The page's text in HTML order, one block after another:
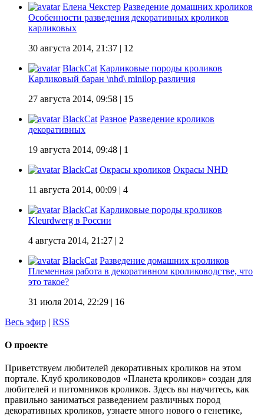
Елена Чекстер Разведение домашних кроликов
Особенности разведения декоративных кроликов
карликовых
30 августа 2014, 21:37 | 12
BlackCat Карликовые породы кроликов
Карликовый баран \nhd\ minilop различия
27 августа 2014, 09:58 | 15
BlackCat Разное Разведение кроликов
декоративных
19 августа 2014, 09:48 | 1
BlackCat Окрасы кроликов Окрасы NHD
11 августа 2014, 00:09 | 4
BlackCat Карликовые породы кроликов
Kleurdwerg в России
4 августа 2014, 21:27 | 2
BlackCat Разведение домашних кроликов
Племенная работа в декоративном кролиководстве, что
это такое?
31 июля 2014, 22:29 | 16
Весь эфир | RSS
О проекте
Приветствуем любителей декоративных кроликов на этом
портале. Клуб кролиководов «Планета кроликов» создан для
любителей и питомников кроликов. Здесь вы научитесь, как
правильно заниматься разведением различных пород
декоративных кроликов, узнаете много нового о генетике,